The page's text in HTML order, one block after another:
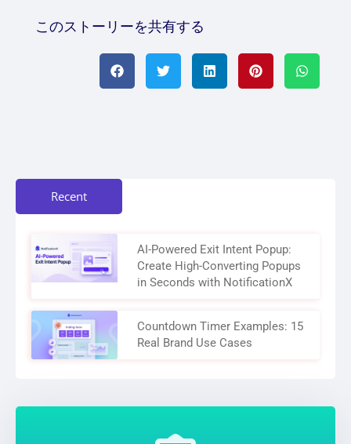
このストーリーを共有する
Recent
AI-Powered Exit Intent Popup:
Create High-Converting Popups
in Seconds with NotificationX
Countdown Timer Examples: 15
Real Brand Use Cases